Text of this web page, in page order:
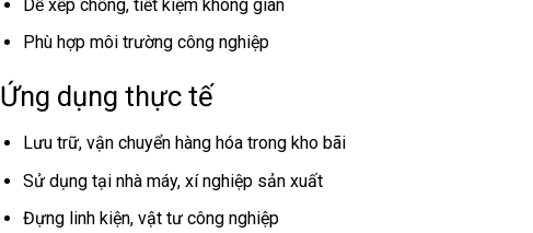
Dễ xếp chồng, tiết kiệm không gian
Phù hợp môi trường công nghiệp
Ứng dụng thực tế
Lưu trữ, vận chuyển hàng hóa trong kho bãi
Sử dụng tại nhà máy, xí nghiệp sản xuất
Đựng linh kiện, vật tư công nghiệp